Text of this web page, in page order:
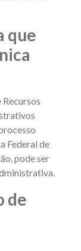
que
Federal de
pode ser
de